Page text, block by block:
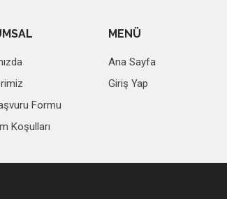
Formu
Koşulları
MENÜ
Ana Sayfa
Giriş Yap